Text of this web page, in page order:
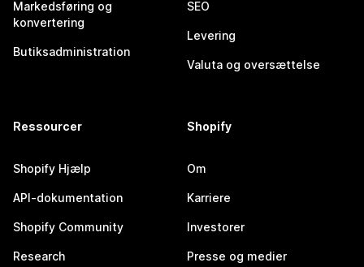
Markedsføring og
konvertering
Butiksadministration
SEO
Levering
Valuta og oversættelse
Ressourcer
Shopify Hjælp
API-dokumentation
Shopify Community
Research
Shopify
Om
Karriere
Investorer
Presse og medier